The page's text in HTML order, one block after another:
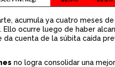
acumula ya cuatro meses
ocurre luego de haber
da cuenta de la súbita caída
no logra consolidar una